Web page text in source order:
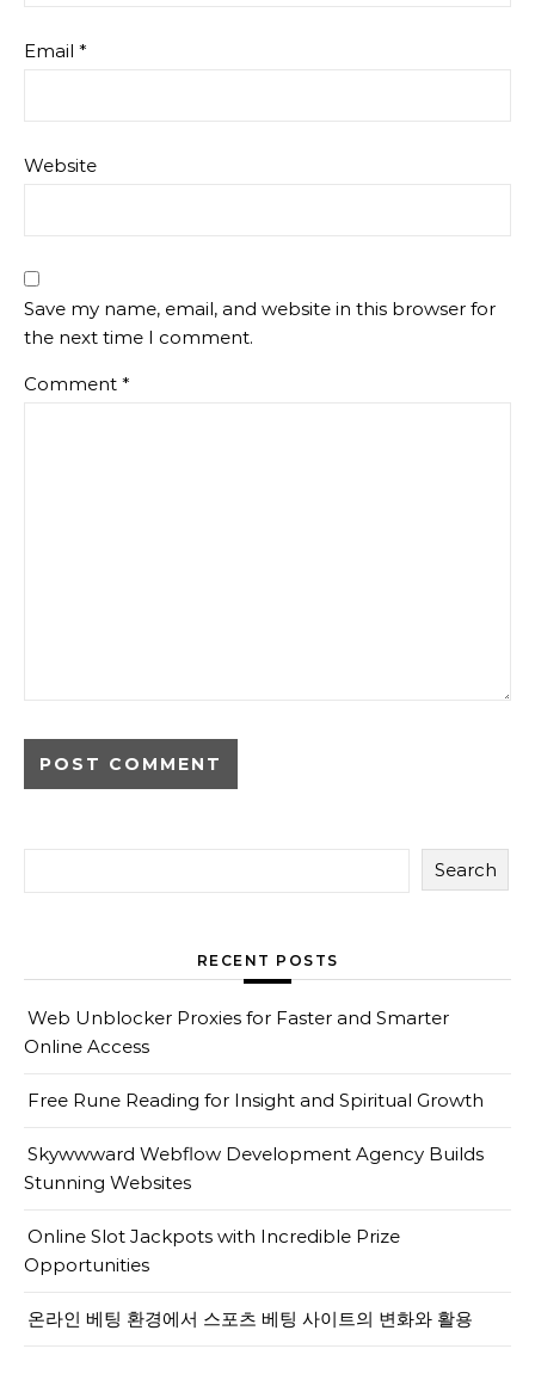
Email *
Website
Save my name, email, and website in this browser for
the next time I comment.
Comment *
Search
RECENT POSTS
Web Unblocker Proxies for Faster and Smarter
Online Access
Free Rune Reading for Insight and Spiritual Growth
Skywwward Webflow Development Agency Builds
Stunning Websites
Online Slot Jackpots with Incredible Prize
Opportunities
온라인 베팅 환경에서 스포츠 베팅 사이트의 변화와 활용